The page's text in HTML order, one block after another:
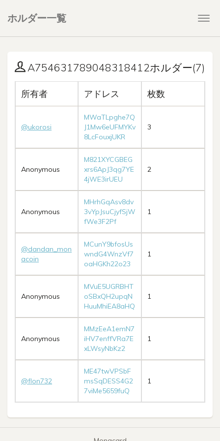
ホルダー一覧
A754631789048318412ホルダー(7)
所有者 アドレス 枚数
@ukorosi
MWaTLpghe7Q
J1Mw6eUFMYKv
8LcFouxjUKR
3
Anonymous
M821XYCGBEG
xrs6ApJ3qg7YE
4jWE3irUEU
2
Anonymous
MHrhGqAsv8dv
3vYpJsuCjyfSjW
fWe3F2Pf
1
@dandan_mon
acoin
MCunY9bfosUs
wndG4WnzVf7
oaHGKh22o23
1
Anonymous
MVuE5UGRBHT
oSBxQH2upqN
HuuMhiEA8aHQ
1
Anonymous
MMzEeA1emN7
iHV7enffVRa7E
xLWsyNbKz2
1
@flon732
ME47twVPSbF
msSqDESS4G2
7viMe5659fuQ
1